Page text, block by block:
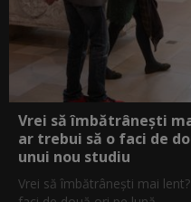
Vrei să îmbătrânești
ar trebui să o faci de
unui nou studiu
Vrei să îmbătrânești mai